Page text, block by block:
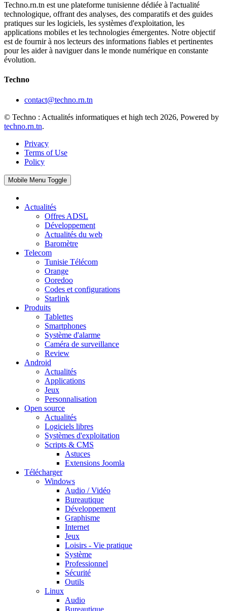
Techno.rn.tn est une plateforme tunisienne dédiée à l'actualité
technologique, offrant des analyses, des comparatifs et des guides
pratiques sur les logiciels, les systèmes d'exploitation, les
applications mobiles et les technologies émergentes. Notre objectif
est de fournir à nos lecteurs des informations fiables et pertinentes
pour les aider à naviguer dans le monde numérique en constante
évolution.
Techno
contact@techno.rn.tn
© Techno : Actualités informatiques et high tech 2026, Powered by
techno.rn.tn.
Privacy
Terms of Use
Policy
Mobile Menu Toggle
Actualités
Offres ADSL
Développement
Actualités du web
Baromètre
Telecom
Tunisie Télécom
Orange
Ooredoo
Codes et configurations
Starlink
Produits
Tablettes
Smartphones
Système d'alarme
Caméra de surveillance
Review
Android
Actualités
Applications
Jeux
Personnalisation
Open source
Actualités
Logiciels libres
Systèmes d'exploitation
Scripts & CMS
Astuces
Extensions Joomla
Télécharger
Windows
Audio / Vidéo
Bureautique
Développement
Graphisme
Internet
Jeux
Loisirs - Vie pratique
Système
Professionnel
Sécurité
Outils
Linux
Audio
Bureautique